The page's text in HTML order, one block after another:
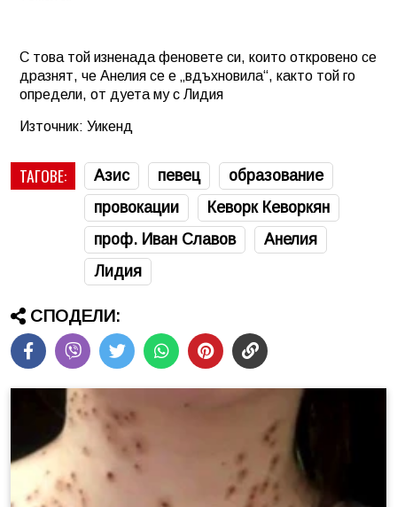
С това той изненада феновете си, които откровено се
дразнят, че Анелия се е „вдъхновила“, както той го
определи, от дуета му с Лидия
Източник: Уикенд
ТАГОВЕ: Азис певец
образование
провокации
Кеворк Кеворкян
проф. Иван Славов
Анелия
Лидия
СПОДЕЛИ: